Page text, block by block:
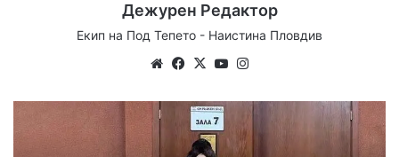
Дежурен Редактор
Екип на Под Тепето - Наистина Пловдив
WebsiteFacebook
X YouTube